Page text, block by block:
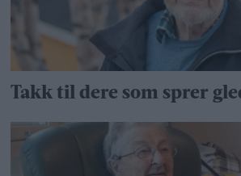
Takk til dere som sprer